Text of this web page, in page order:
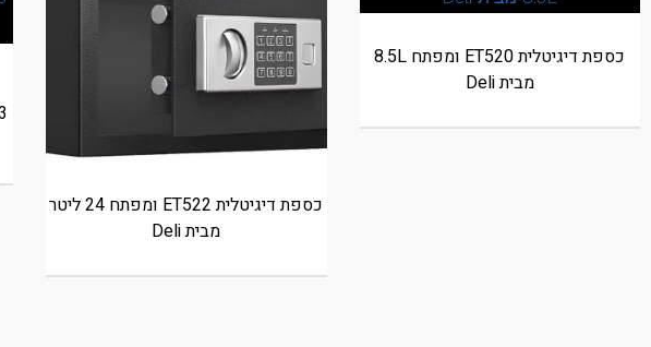
כספת דיגיטלית ET520 ומפתח 8.5L
מבית Deli
כספת דיגיטלית ET522 ומפתח 24 ליטר
מבית Deli